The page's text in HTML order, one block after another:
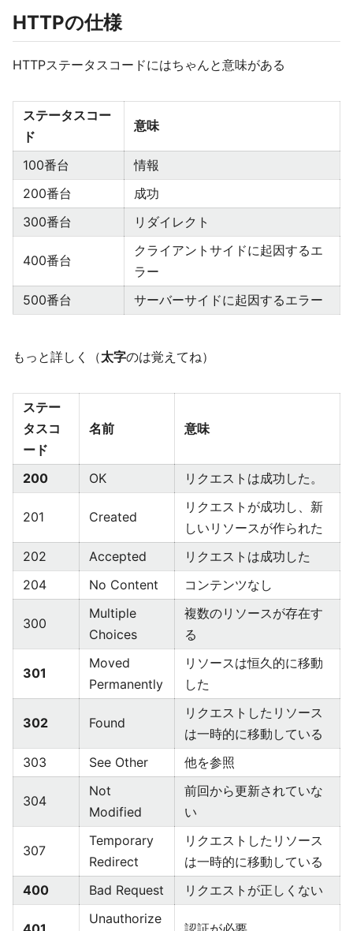
HTTPの仕様
HTTPステータスコードにはちゃんと意味がある
ステータスコー
ド
意味
100番台
情報
200番台
成功
300番台
リダイレクト
400番台
クライアントサイドに起因するエ
ラー
500番台
サーバーサイドに起因するエラー
もっと詳しく（太字のは覚えてね）
ステー
タスコ
ード
名前 意味
200 OK リクエストは成功した。
201 Created
リクエストが成功し、新
しいリソースが作られた
202
Accepted
リクエストは成功した
204
No Content コンテンツなし
300
Multiple
Choices
複数のリソースが存在す
る
301
Moved
Permanently
リソースは恒久的に移動
した
302 Found
リクエストしたリソース
は一時的に移動している
303
See Other 他を参照
304
Not
Modified
前回から更新されていな
い
307
Temporary
Redirect
リクエストしたリソース
は一時的に移動している
400
Bad Request リクエストが正しくない
Unauthorize